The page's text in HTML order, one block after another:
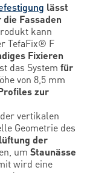
lässt
Fassaden
kann
TefaFix® F
Fixieren
das System für
von 8,5 mm
zur
vertikalen
Geometrie des
der
um Staunässe
wird eine